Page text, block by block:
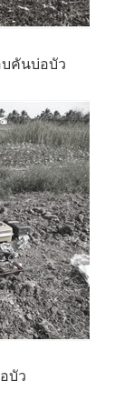
บคันบ่อบัว
บัว